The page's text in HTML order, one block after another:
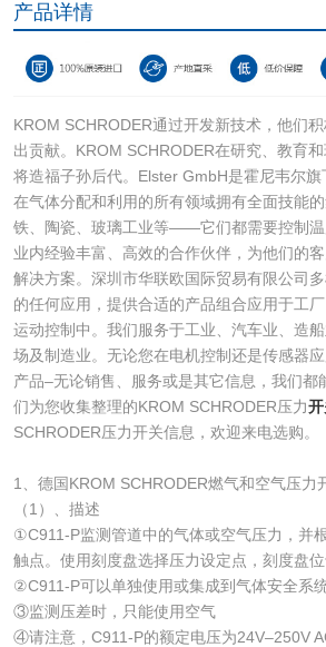
产品详情
KROM SCHRODER通过开发新技术，他们
出贡献。KROM SCHRODER在研究、教育
将造福子孙后代。Elster GmbH是霍尼韦尔
在气体分配和利用的所有领域拥有全面技能
铁、陶瓷、玻璃工业等——它们都需要控制温
业内经验丰富、高效的合作伙伴，为他们的
解决方案。深圳市华联欧国际贸易有限公司
的任何应用，提供合适的产品组合应用于工
运动控制中。我们服务于工业、汽车业、造
场及制造业。无论您在电机控制还是传感器
产品–无论销售、服务或是其它信息，我们都
们为您收集整理的KROM SCHRODER压力
SCHRODER压力开关信息，欢迎来电选购。
1、德国KROM SCHRODER燃气和空气压力
（1）、描述
①C911-P监测管道中的气体或空气压力，并
触点。使用刻度盘选择压力设定点，刻度盘
②C911-P可以单独使用或集成到气体安全系
③监测压差时，只能使用空气
④请注意，C911-P的额定电压为24V–250V